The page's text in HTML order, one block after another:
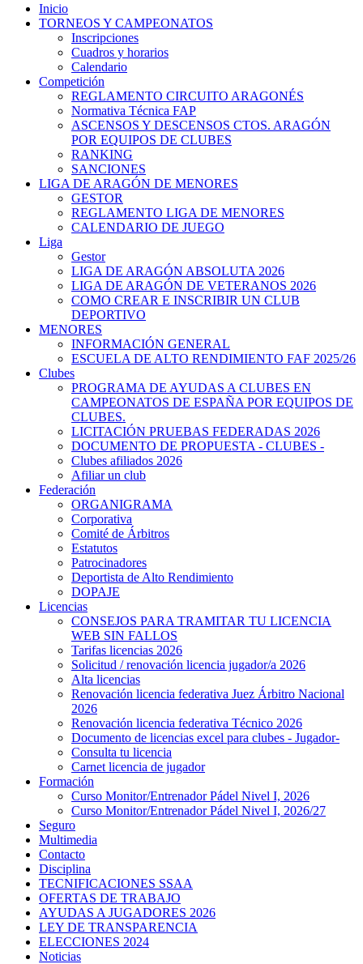
Inicio
TORNEOS Y CAMPEONATOS
Inscripciones
Cuadros y horarios
Calendario
Competición
REGLAMENTO CIRCUITO ARAGONÉS
Normativa Técnica FAP
ASCENSOS Y DESCENSOS CTOS. ARAGÓN
POR EQUIPOS DE CLUBES
RANKING
SANCIONES
LIGA DE ARAGÓN DE MENORES
GESTOR
REGLAMENTO LIGA DE MENORES
CALENDARIO DE JUEGO
Liga
Gestor
LIGA DE ARAGÓN ABSOLUTA 2026
LIGA DE ARAGÓN DE VETERANOS 2026
COMO CREAR E INSCRIBIR UN CLUB
DEPORTIVO
MENORES
INFORMACIÓN GENERAL
ESCUELA DE ALTO RENDIMIENTO FAF 2025/26
Clubes
PROGRAMA DE AYUDAS A CLUBES EN
CAMPEONATOS DE ESPAÑA POR EQUIPOS DE
CLUBES.
LICITACIÓN PRUEBAS FEDERADAS 2026
DOCUMENTO DE PROPUESTA - CLUBES -
Clubes afiliados 2026
Afiliar un club
Federación
ORGANIGRAMA
Corporativa
Comité de Árbitros
Estatutos
Patrocinadores
Deportista de Alto Rendimiento
DOPAJE
Licencias
CONSEJOS PARA TRAMITAR TU LICENCIA
WEB SIN FALLOS
Tarifas licencias 2026
Solicitud / renovación licencia jugador/a 2026
Alta licencias
Renovación licencia federativa Juez Árbitro Nacional
2026
Renovación licencia federativa Técnico 2026
Documento de licencias excel para clubes - Jugador-
Consulta tu licencia
Carnet licencia de jugador
Formación
Curso Monitor/Entrenador Pádel Nivel I, 2026
Curso Monitor/Entrenador Pádel Nivel I, 2026/27
Seguro
Multimedia
Contacto
Disciplina
TECNIFICACIONES SSAA
OFERTAS DE TRABAJO
AYUDAS A JUGADORES 2026
LEY DE TRANSPARENCIA
ELECCIONES 2024
Noticias